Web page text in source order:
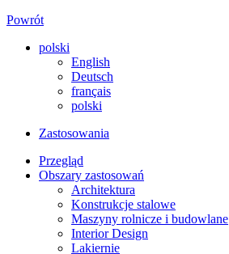
Powrót
polski
English
Deutsch
français
polski
Zastosowania
Przegląd
Obszary zastosowań
Architektura
Konstrukcje stalowe
Maszyny rolnicze i budowlane
Interior Design
Lakiernie